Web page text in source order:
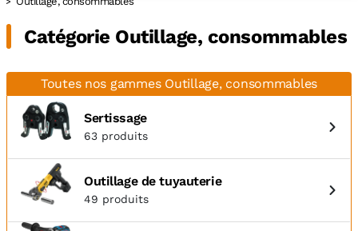
Catégorie Outillage, consommables
Toutes nos gammes Outillage, consommables
Sertissage
63 produits
Outillage de tuyauterie
49 produits